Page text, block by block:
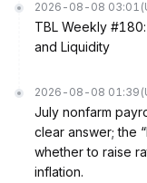
2026-08-08 03:01
TBL Weekly
and Liquidity
2026-08-08 01:39
July nonfarm
clear answer; the
whether to raise
inflation.